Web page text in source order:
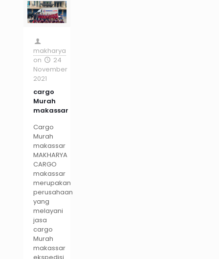
makharya
on
24
November
2021
cargo
Murah
makassar
Cargo
Murah
makassar
MAKHARYA
CARGO
makassar
merupakan
perusahaan
yang
melayani
jasa
cargo
Murah
makassar